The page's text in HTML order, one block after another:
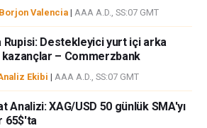
Valencia | AAA A.D., SS:07 GMT
Rupisi: Destekleyici yurt içi arka
kazançlar – Commerzbank
Ekibi | AAA A.D., SS:07 GMT
Analizi: XAG/USD 50 günlük SMA'yı
65$'ta